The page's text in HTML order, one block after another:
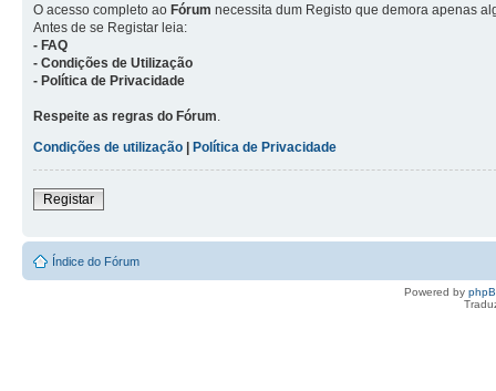
O acesso completo ao Fórum necessita dum Registo que demora apenas
Antes de se Registar leia:
- FAQ
- Condições de Utilização
- Política de Privacidade
Respeite as regras do Fórum
Condições de utilização | Política de Privacidade
Registar
Índice do Fórum
Powered by